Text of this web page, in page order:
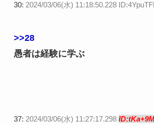
30: 2024/03/06(水) 11:18:50.228
>>28
愚者は経験に学ぶ
37: 2024/03/06(水) 11:27:17.298